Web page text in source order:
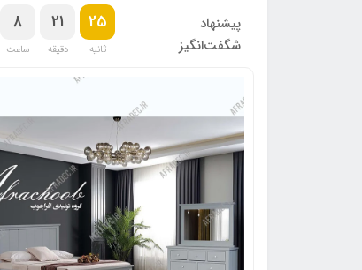
پیشنهاد
شگفت‌انگیز
8
ساعت
21
دقیقه
25
ثانیه